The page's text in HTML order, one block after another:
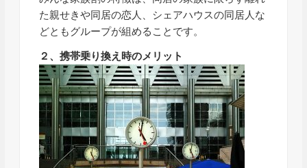
た親せきや同居の恋人、シェアハウスの同居人な
どともグループが組めることです。
２、携帯乗り換え時のメリット